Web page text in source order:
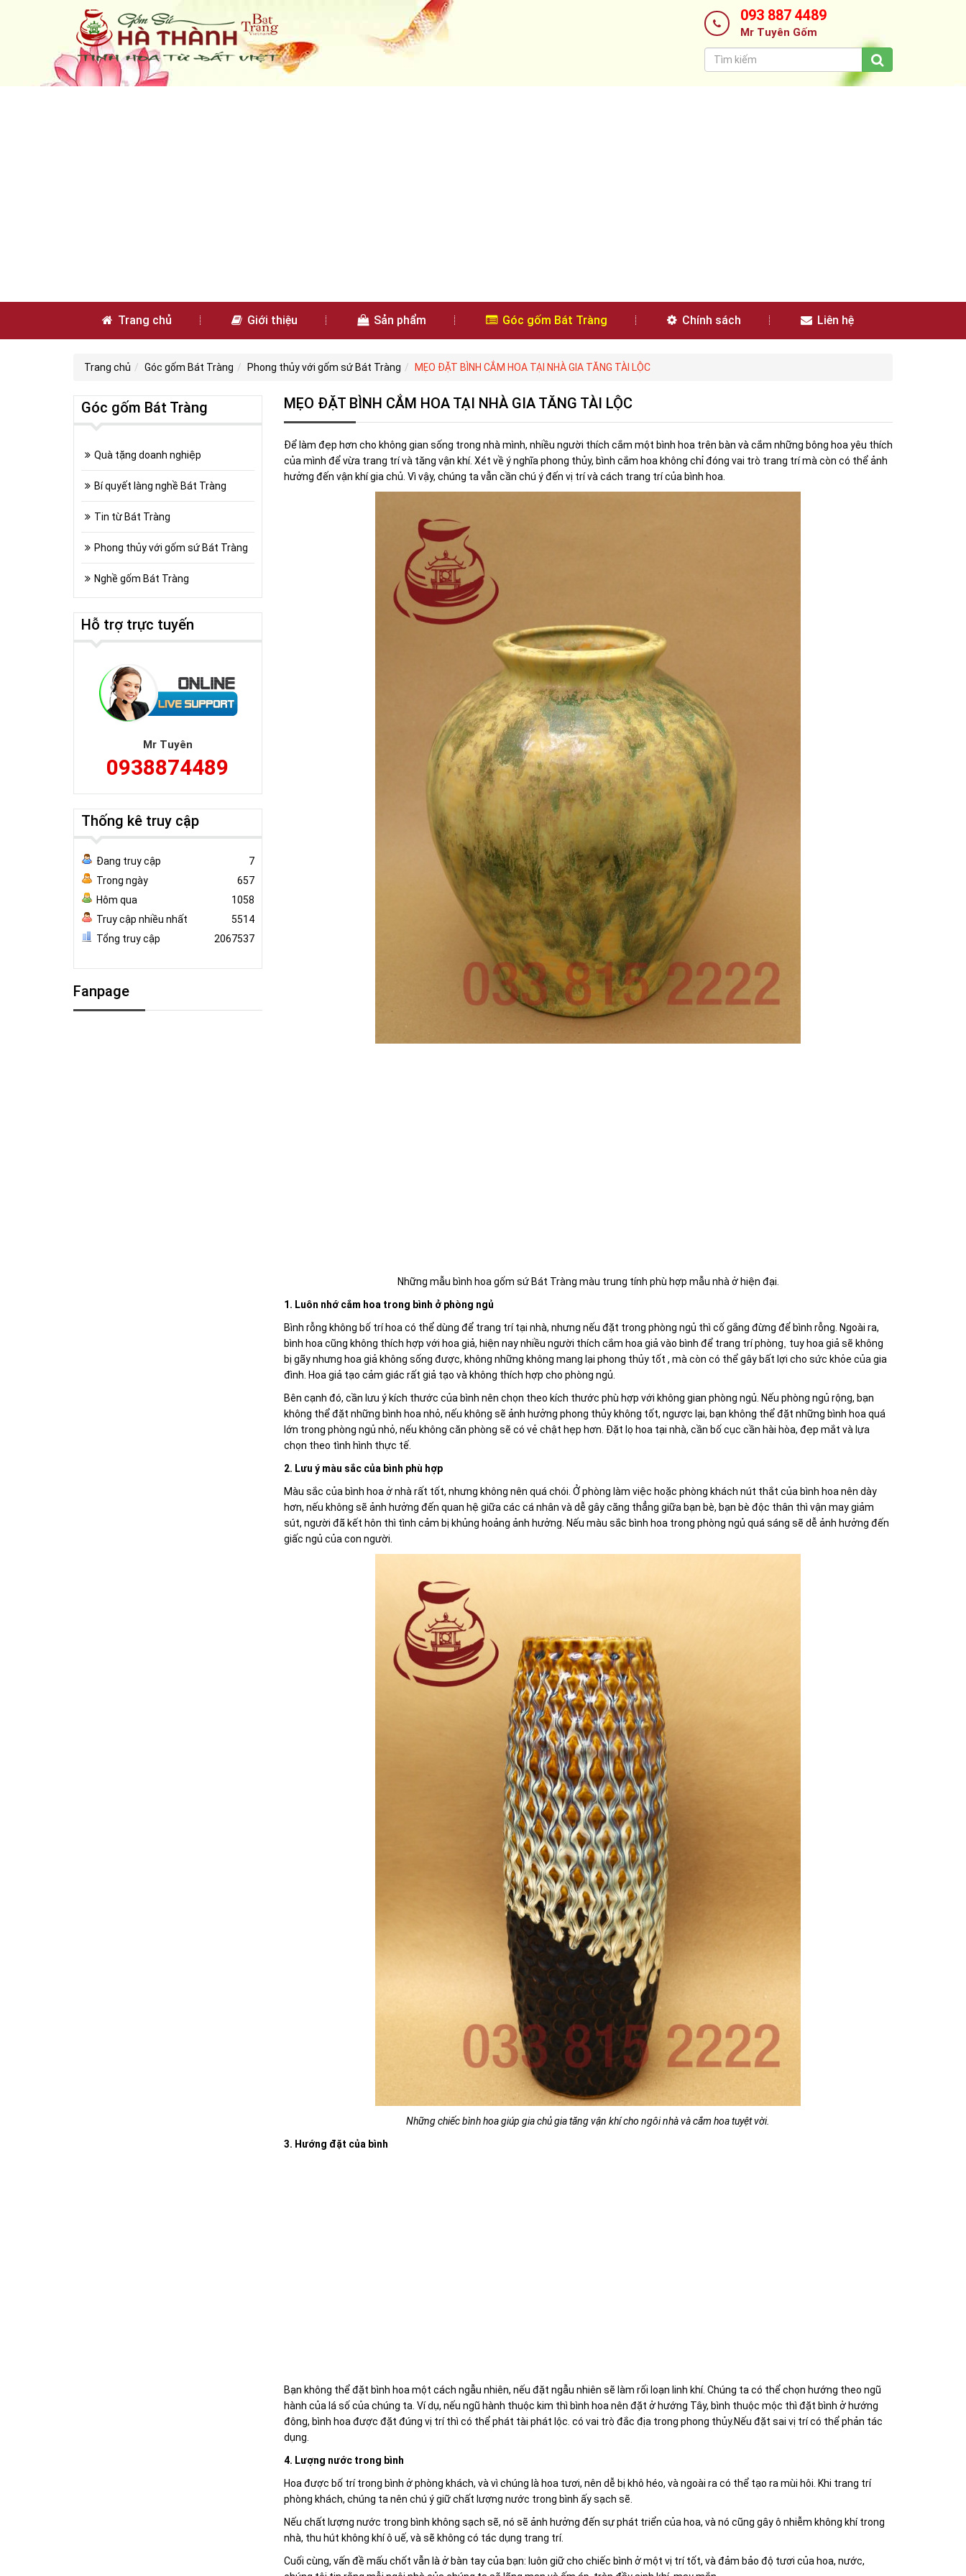
093 887 4489
Mr Tuyên Gốm
Trang chủ Giới thiệu Sản phẩm Góc gốm Bát Tràng Chính sách Liên hệ
Trang chủ Góc gốm Bát Tràng Phong thủy với gốm sứ Bát Tràng MẸO ĐẶT BÌNH CẮM HOA TẠI NHÀ GIA TĂNG TÀI LỘC
MẸO ĐẶT BÌNH CẮM HOA TẠI NHÀ GIA TĂNG TÀI LỘC
Để làm đẹp hơn cho không gian sống trong nhà mình, nhiều người thích cắm một bình hoa trên bàn và cắm những bông hoa yêu thích
của mình để vừa trang trí và tăng vận khí. Xét về ý nghĩa phong thủy, bình cắm hoa không chỉ đóng vai trò trang trí mà còn có thể ảnh
hưởng đến vận khí gia chủ. Vì vậy, chúng ta vẫn cần chú ý đến vị trí và cách trang trí của bình hoa.
Những mẫu bình hoa gốm sứ Bát Tràng màu trung tính phù hợp mẫu nhà ở hiện đại.
1. Luôn nhớ cắm hoa trong bình ở phòng ngủ
Bình rỗng không bố trí hoa có thể dùng để trang trí tại nhà, nhưng nếu đặt trong phòng ngủ thì cố gắng đừng để bình rỗng. Ngoài ra,
bình hoa cũng không thích hợp với hoa giả, hiện nay nhiều người thích cắm hoa giả vào bình để trang trí phòng
tuy hoa giả sẽ không
bị gãy nhưng hoa giả không sống được, không những không mang lại phong thủy tốt , mà còn có thể gây bất lợi cho sức khỏe của gia
đình. Hoa giả tạo cảm giác rất giả tạo và không thích hợp cho phòng ngủ.
Bên cạnh đó, cần lưu ý kích thước của bình nên chọn theo kích thước phù hợp với không gian phòng ngủ. Nếu phòng ngủ rộng, bạn
không thể đặt những bình hoa nhỏ, nếu không sẽ ảnh hưởng phong thủy không tốt, ngược lại, bạn không thể đặt những bình hoa quá
lớn trong phòng ngủ nhỏ, nếu không căn phòng sẽ có vẻ chật hẹp hơn. Đặt lọ hoa tại nhà, cần bố cục cần hài hòa, đẹp mắt và lựa
chọn theo tình hình thực tế.
2. Lưu ý màu sắc của bình phù hợp
Màu sắc của bình hoa ở nhà rất tốt, nhưng không nên quá chói. Ở phòng làm việc hoặc phòng khách nút thắt của bình hoa nên dày
hơn, nếu không sẽ ảnh hưởng đến quan hệ giữa các cá nhân và dễ gây căng thẳng giữa bạn bè, bạn bè độc thân thì vận may giảm
sút, người đã kết hôn thì tình cảm bị khủng hoảng ảnh hưởng. Nếu màu sắc bình hoa trong phòng ngủ quá sáng sẽ dễ ảnh hưởng đến
giấc ngủ của con người.
Những chiếc bình hoa giúp gia chủ gia tăng vận khí cho ngôi nhà và cắm hoa tuyệt vời.
3. Hướng đặt của bình
Bạn không thể đặt bình hoa một cách ngẫu nhiên, nếu đặt ngẫu nhiên sẽ làm rối loạn linh khí. Chúng ta có thể chọn hướng theo ngũ
hành của lá số của chúng ta. Ví dụ, nếu ngũ hành thuộc kim thì bình hoa nên đặt ở hướng Tây, bình thuộc mộc thì đặt bình ở hướng
đông, bình hoa được đặt đúng vị trí thì có thể phát tài phát lộc. có vai trò đắc địa trong phong thủy.Nếu đặt sai vị trí có thể phản tác
dụng.
4. Lượng nước trong bình
Hoa được bố trí trong bình ở phòng khách, và vì chúng là hoa tươi, nên dễ bị khô héo, và ngoài ra có thể tạo ra mùi hôi. Khi trang trí
phòng khách, chúng ta nên chú ý giữ chất lượng nước trong bình ấy sạch sẽ.
Nếu chất lượng nước trong bình không sạch sẽ, nó sẽ ảnh hưởng đến sự phát triển của hoa, và nó cũng gây ô nhiễm không khí trong
nhà, thu hút không khí ô uế, và sẽ không có tác dụng trang trí.
Cuối cùng, vấn đề mấu chốt vẫn là ở bàn tay của bạn: luôn giữ cho chiếc bình ở một vị trí tốt, và đảm bảo độ tươi của hoa, nước,
Góc gốm Bát Tràng
Quà tặng doanh nghiệp
Bí quyết làng nghề Bát Tràng
Tin từ Bát Tràng
Phong thủy với gốm sứ Bát Tràng
Nghề gốm Bát Tràng
Hỗ trợ trực tuyến
Mr Tuyên
0938874489
Thống kê truy cập
Đang truy cập
7
Trong ngày
657
Hôm qua
1058
Truy cập nhiều nhất
5514
Tổng truy cập
2067537
Fanpage